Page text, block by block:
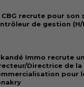
CBG recrute pour son
de gestion (H/
Immo recrute
Directrice de la
pour